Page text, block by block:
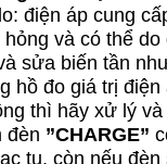
điện áp cung
và có thể
sửa biến tần
hồ đo giá trị
thì hãy xử lý
đèn ”CHARGE”
tụ, còn nếu